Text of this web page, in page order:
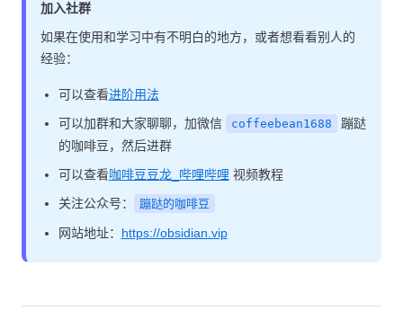
加入社群
如果在使用和学习中有不明白的地方，或者想看看别人的
经验：
可以查看进阶用法
可以加群和大家聊聊，加微信
coffeebean1688
蹦跶
的咖啡豆，然后进群
可以查看咖啡豆豆龙_哔哩哔哩 视频教程
关注公众号：
蹦跶的咖啡豆
网站地址： https://obsidian.vip